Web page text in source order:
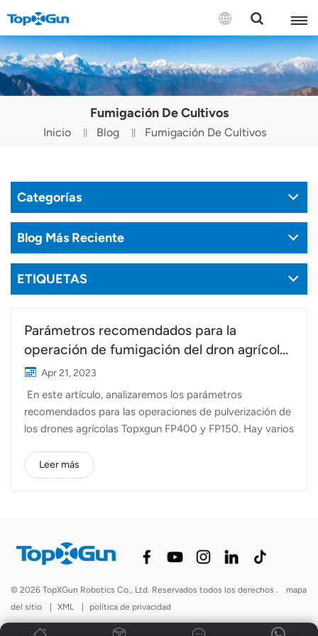
CONTÁCTENOS
English
Español
Português(Portugal)
Português(Brasil)
Türkçe
Fumigación De Cultivos
Inicio Blog Fumigación De Cultivos
Categorías
Blog Más Reciente
ETIQUETAS
Parámetros recomendados para la
operación de fumigación del dron agrícola
FP150/FP400
Apr 21, 2023
En este artículo, analizaremos los parámetros
recomendados para las operaciones de pulverización de
los drones agrícolas Topxgun FP400 y FP150. Hay varios
de fumigación. Estos factores incluyen: 1. Pesticida:
Elegir el tipo adecuado de pesticida y operar de acuerdo
ambientes de alta temperatura y baja humedad. Las
operaciones de deshierbe deben realizarse en
seguridad de los cultivos circundantes. 3. Parámetros de
operación: es esencial establecer los parámetros de
operación adecuados, como la uniformidad...
Leer más
© 2026 TopXGun Robotics Co., Ltd. Reservados todos los derechos .
mapa
del sitio
| XML | política de privacidad